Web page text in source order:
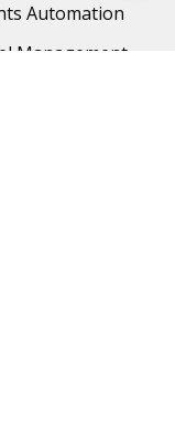
Automation
Management